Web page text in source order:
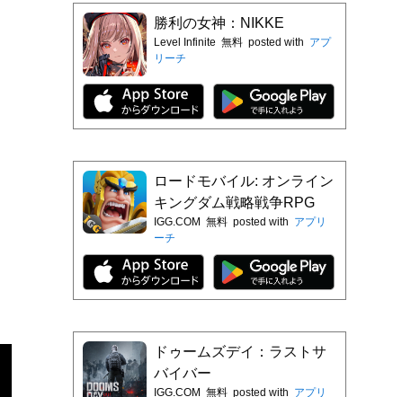
勝利の女神：NIKKE
Level Infinite 無料 posted with アプ
リーチ
ロードモバイル: オンライン
キングダム戦略戦争RPG
IGG.COM 無料 posted with アプリ
ーチ
ドゥームズデイ：ラストサ
バイバー
IGG.COM 無料 posted with アプリ